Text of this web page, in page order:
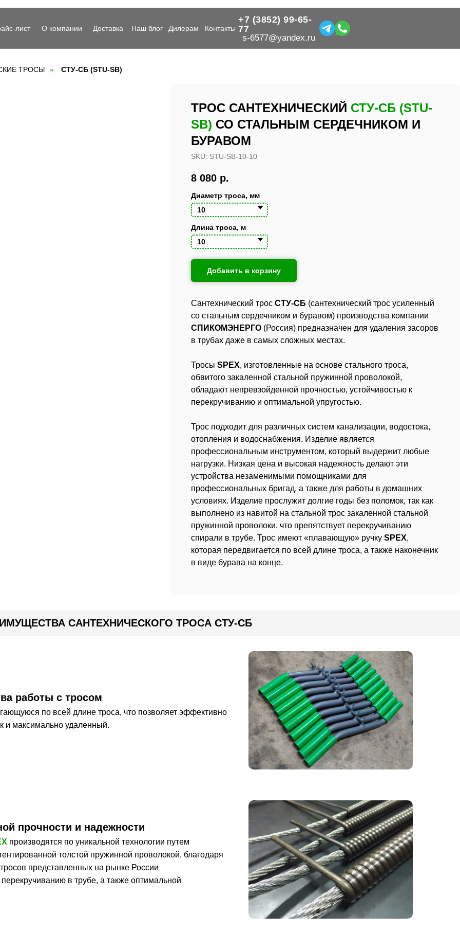
лист О компании Доставка Наш блог Дилерам Контакты
+7 (3852) 99-65-
77
s-6577@yandex.ru
лист О компании Доставка Наш блог Дилерам Контакты
+7 (3852) 99-65-
77
s-6577@yandex.ru
ТРОСЫ » СТУ-СБ (STU-SB)
ТРОС САНТЕХНИЧЕСКИЙ СТУ-СБ (STU-
SB) СО СТАЛЬНЫМ СЕРДЕЧНИКОМ И
БУРАВОМ
SKU: STU-SB-10-10
8 080 р.
Диаметр троса, мм
Длина троса, м
Добавить в корзину
Сантехнический трос СТУ-СБ (сантехнический трос усиленный
со стальным сердечником и буравом) производства компании
СПИКОМЭНЕРГО (Россия) предназначен для удаления засоров
в трубах даже в самых сложных местах.
Тросы SPEX, изготовленные на основе стального троса,
обвитого закаленной стальной пружинной проволокой,
обладают непревзойденной прочностью, устойчивостью к
перекручиванию и оптимальной упругостью.
Трос подходит для различных систем канализации, водостока,
отопления и водоснабжения. Изделие является
профессиональным инструментом, который выдержит любые
нагрузки. Низкая цена и высокая надежность делают эти
устройства незаменимыми помощниками для
профессиональных бригад, а также для работы в домашних
условиях. Изделие прослужит долгие годы без поломок, так как
выполнено из навитой на стальной трос закаленной стальной
пружинной проволоки, что препятствует перекручиванию
спирали в трубе. Трос имеют «плавающую» ручку SPEX,
которая передвигается по всей длине троса, а также наконечник
в виде бурава на конце.
САНТЕХНИЧЕСКОГО ТРОСА СТУ-СБ
работы с тросом
по всей длине троса, что позволяет эффективно
и максимально удаленный.
прочности и надежности
производятся по уникальной технологии путем
толстой пружинной проволокой, благодаря
представленных на рынке России
в трубе, а также оптимальной